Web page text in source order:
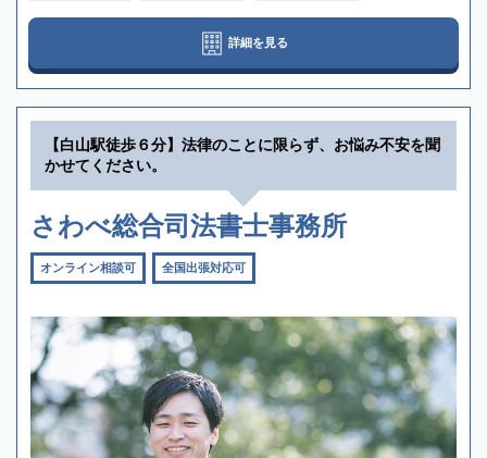
詳細を見る
【白山駅徒歩６分】法律のことに限らず、お悩み不安を聞
かせてください。
さわべ総合司法書士事務所
オンライン相談可 全国出張対応可